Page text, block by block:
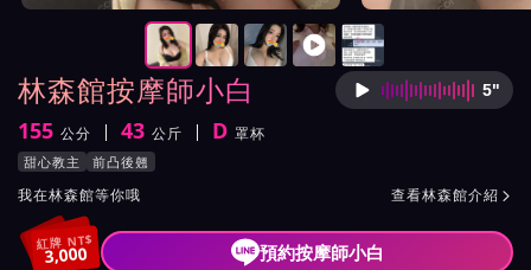
林森館按摩師小白 按摩師
5"
身高
155 公分
體重 43 公斤
罩杯 D 罩杯
按摩師小白服務風格與特色
甜心教主 前凸後翹
按摩師小白所屬按摩會館介紹與班表
我在林森館等你哦 查看林森館介紹 
紅牌 NT$
3,000 預約按摩師小白
按摩師小白照片展示與影片介紹及客戶評價截屏展示